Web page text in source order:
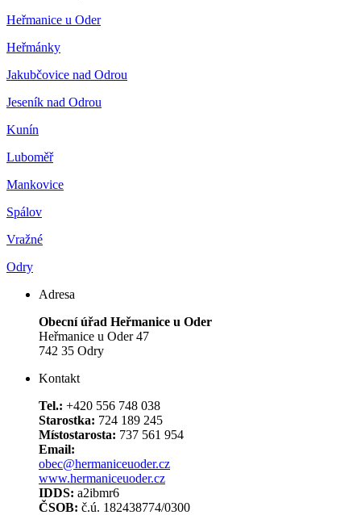
Heřmanice u Oder
Heřmánky
Jakubčovice nad Odrou
Jeseník nad Odrou
Kunín
Luboměř
Mankovice
Spálov
Vražné
Odry
Adresa
Obecní úřad Heřmanice u Oder
Heřmanice u Oder 47
742 35 Odry
Kontakt
Tel.: +420 556 748 038
Starostka: 724 189 245
Místostarosta: 737 561 954
Email:
obec@hermaniceuoder.cz
www.hermaniceuoder.cz
IDDS: a2ibmr6
ČSOB: č.ú. 182438774/0300